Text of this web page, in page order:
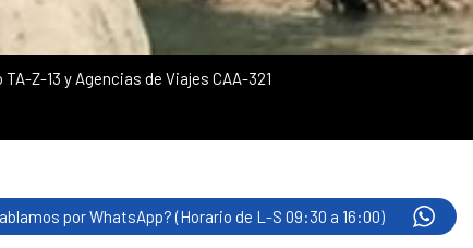
Z-13 y Agencias de Viajes CAA-321
por WhatsApp? (Horario de L-S 09:30 a 16:00)